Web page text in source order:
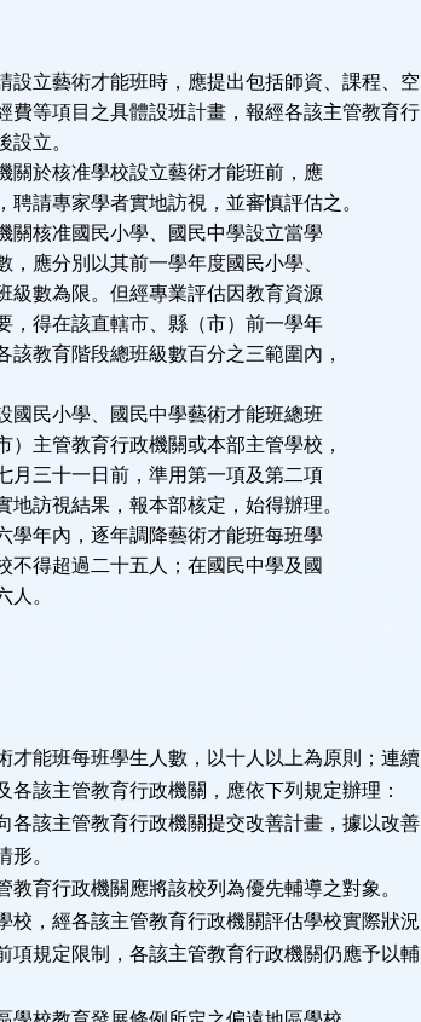
立藝術才能班時，應提出包括師資、課程、空
費等項目之具體設班計畫，報經各該主管教育行
設立。
於核准學校設立藝術才能班前，應
聘請專家學者實地訪視，並審慎評估之。
核准國民小學、國民中學設立當學
，應分別以其前一學年度國民小學、
級數為限。但經專業評估因教育資源
，得在該直轄市、縣（市）前一學年
該教育階段總班級數百分之三範圍內，
民小學、國民中學藝術才能班總班
）主管教育行政機關或本部主管學校，
月三十一日前，準用第一項及第二項
地訪視結果，報本部核定，始得辦理。
年內，逐年調降藝術才能班每班學
不得超過二十五人；在國民中學及國
人。
才能班每班學生人數，以十人以上為原則；連續
各該主管教育行政機關，應依下列規定辦理：
管教育行政機關提交改善計畫，據以改善
政機關應將該校列為優先輔導之對象。
校，經各該主管教育行政機關評估學校實際狀況
項規定限制，各該主管教育行政機關仍應予以輔